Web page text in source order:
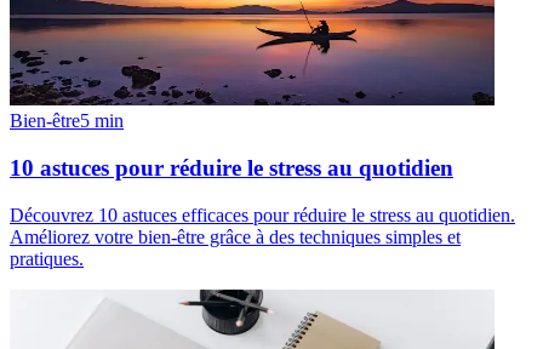
Bien-être5 min
10 astuces pour réduire le stress au quotidien
Découvrez 10 astuces efficaces pour réduire le stress au quotidien.
Améliorez votre bien-être grâce à des techniques simples et
pratiques.